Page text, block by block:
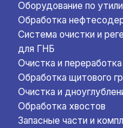
Оборудование по
Обработка
Система очистки и
для ГНБ
Очистка и
Обработка щитового
Очистка и
Обработка хвостов
Запасные части и